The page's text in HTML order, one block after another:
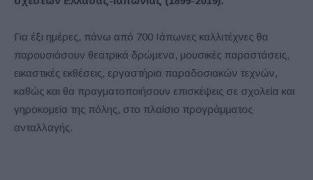
Για έξι ημέρες, πάνω από 700 Ιάπωνες καλλιτέχνες θα
παρουσιάσουν θεατρικά δρώμενα, μουσικές παραστάσεις,
εικαστικές εκθέσεις, εργαστήρια παραδοσιακών τεχνών,
καθώς και θα πραγματοποιήσουν επισκέψεις σε σχολεία και
γηροκομεία της πόλης, στο πλαίσιο προγράμματος
ανταλλαγής.